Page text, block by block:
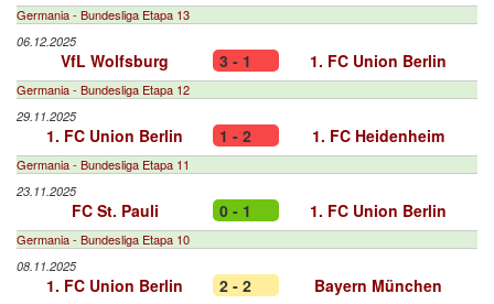
Germania - Bundesliga Etapa 13
06.12.2025
VfL Wolfsburg 3 - 1 1. FC Union Berlin
Germania - Bundesliga Etapa 12
29.11.2025
1. FC Union Berlin 1 - 2 1. FC Heidenheim
Germania - Bundesliga Etapa 11
23.11.2025
FC St. Pauli 0 - 1 1. FC Union Berlin
Germania - Bundesliga Etapa 10
08.11.2025
1. FC Union Berlin 2 - 2 Bayern München